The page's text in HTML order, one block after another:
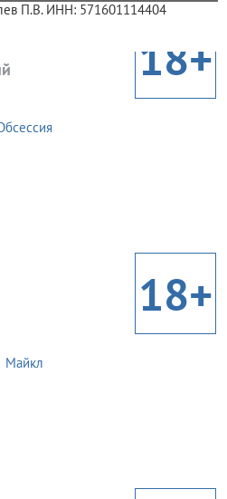
П.В. ИНН: 571601114404
18+
18+
Майкл